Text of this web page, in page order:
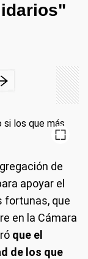
de
apoyar el
fortunas, que
en la Cámara
que el
de los que